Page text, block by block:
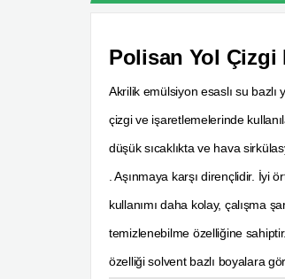
Polisan Yol Çizgi
Akrilik emülsiyon esaslı su
çizgi ve işaretlemelerinde
düşük sıcaklıkta ve hava
. Aşınmaya karşı dirençlidir. İyi
kullanımı daha kolay, çalışma
temizlenebilme özelliğine
özelliği solvent bazlı boyalara